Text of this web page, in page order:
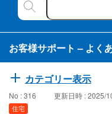
お客様サポート – よく
カテゴリー表示
No : 316 更新日時 : 2025/
住宅